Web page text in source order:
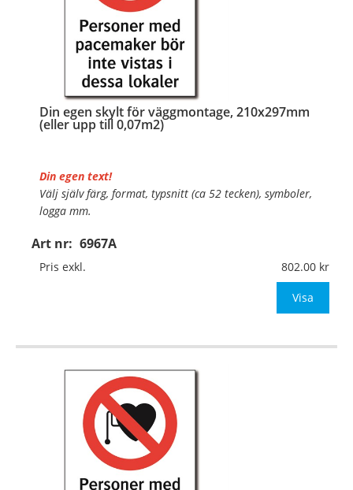
Din egen skylt för väggmontage, 210x297mm
(eller upp till 0,07m2)
Art nr: 6967A
Din egen text!
Välj själv färg, format, typsnitt (ca 52 tecken), symboler,
logga mm.
Material:Plan aluminium, 0,7mm (väggmontage)
Mått:210x297mm (eller annat mått upp till 0,07m²)
Pris exkl. 802.00
Visa